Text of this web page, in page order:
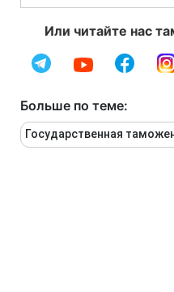
Или читайте нас
Больше по теме:
Государственная